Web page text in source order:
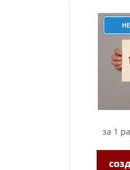
за 1